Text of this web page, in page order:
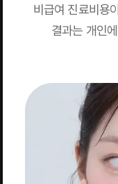
비급여 진료비용
결과는 개인